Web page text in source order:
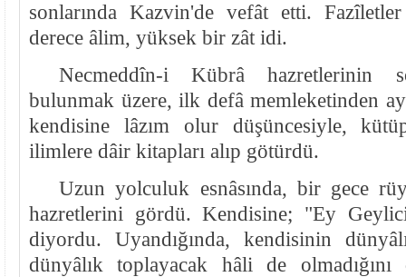
sonlarında Kazvin'de vefât etti.
derece âlim, yüksek bir zât idi.
Necmeddîn-i Kübrâ hazretlerinin
bulunmak üzere, ilk defâ memleketinden
kendisine lâzım olur düşüncesiyle,
ilimlere dâir kitapları alıp götürdü.
Uzun yolculuk esnâsında, bir gece
hazretlerini gördü. Kendisine; "Ey
diyordu. Uyandığında, kendisinin
dünyâlık toplayacak hâli de olmadığını